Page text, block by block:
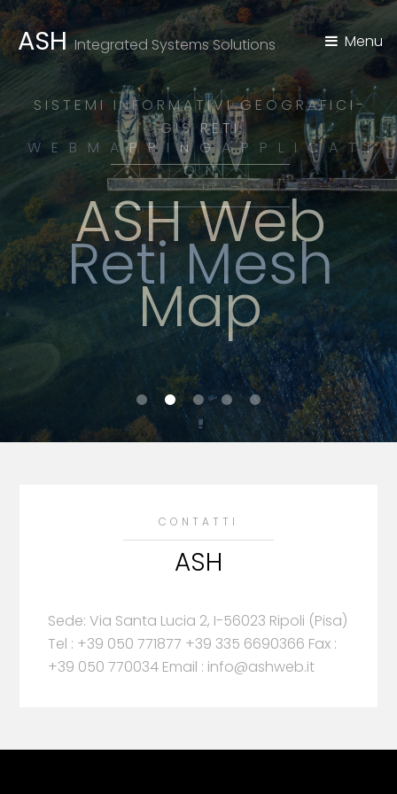
ASHIntegrated Systems Solutions Menu
SISTEMI INFORMATIVI GEOGRAFICI-
GISRETI
ASH Web
Map
W E B M A P P I N G A P P L I C A T I
O N
Reti Mesh
0 2 3 4
CONTATTI
ASH
Sede: Via Santa Lucia 2, I-56023 Ripoli (Pisa)
Tel : +39 050 771877 +39 335 6690366 Fax :
+39 050 770034 Email : info@ashweb.it